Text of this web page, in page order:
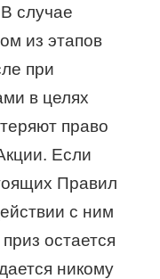
случае
из этапов
при
в целях
право
Если
Правил
с ним
остается
никому